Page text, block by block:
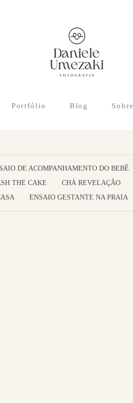
Portfólio Blog Sobre
DE ACOMPANHAMENTO DO BEBÊ
THE CAKE CHÁ REVELAÇÃO
ENSAIO GESTANTE NA PRAIA